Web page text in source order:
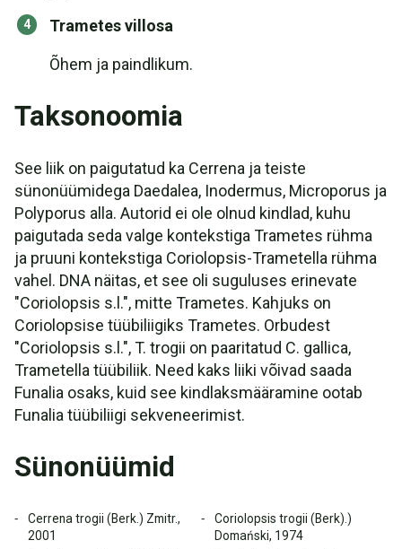
Trametes villosa
Õhem ja paindlikum.
Taksonoomia
See liik on paigutatud ka Cerrena ja teiste
sünonüümidega Daedalea, Inodermus, Microporus ja
Polyporus alla. Autorid ei ole olnud kindlad, kuhu
paigutada seda valge kontekstiga Trametes rühma
ja pruuni kontekstiga Coriolopsis-Trametella rühma
vahel. DNA näitas, et see oli suguluses erinevate
"Coriolopsis s.l.", mitte Trametes. Kahjuks on
Coriolopsise tüübiliigiks Trametes. Orbudest
"Coriolopsis s.l.", T. trogii on paaritatud C. gallica,
Trametella tüübiliik. Need kaks liiki võivad saada
Funalia osaks, kuid see kindlaksmääramine ootab
Funalia tüübiliigi sekveneerimist.
Sünonüümid
Cerrena trogii (Berk.) Zmitr.,
2001
Coriolopsis trogii (Berk).)
Domański, 1974